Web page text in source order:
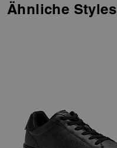
Ähnliche Styles